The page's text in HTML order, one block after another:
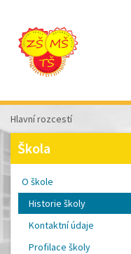
ZÁKLADNÍ
ŠKOLA
TOMÁŠE
ŠOBRA
A
MATEŘSKÁ
ŠKOLA
ÍSEK
Hlavní rozcestí
Škola
O škole
Historie školy
Kontaktní údaje
Profilace školy